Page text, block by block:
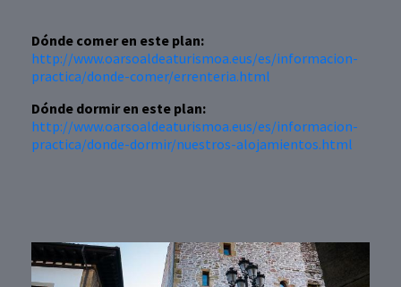
Dónde comer en este plan:
http://www.oarsoaldeaturismoa.eus/es/informacion-
practica/donde-comer/errenteria.html
Dónde dormir en este plan:
http://www.oarsoaldeaturismoa.eus/es/informacion-
practica/donde-dormir/nuestros-alojamientos.html